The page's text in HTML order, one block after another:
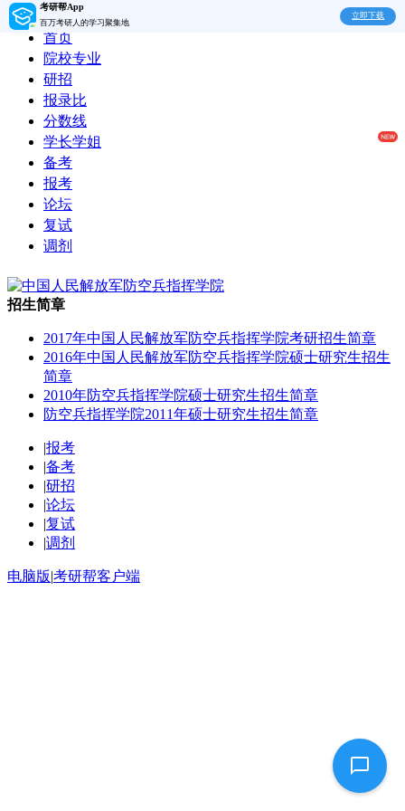
考研帮App
百万考研人的学习聚集地
立即下载
首页
院校专业
研招
报录比
分数线
学长学姐
备考
报考
论坛
复试
调剂
招生简章
2017年中国人民解放军防空兵指挥学院考研招生简章
2016年中国人民解放军防空兵指挥学院硕士研究生招生
简章
2010年防空兵指挥学院硕士研究生招生简章
防空兵指挥学院2011年硕士研究生招生简章
|报考
|备考
|研招
|论坛
|复试
|调剂
电脑版|考研帮客户端